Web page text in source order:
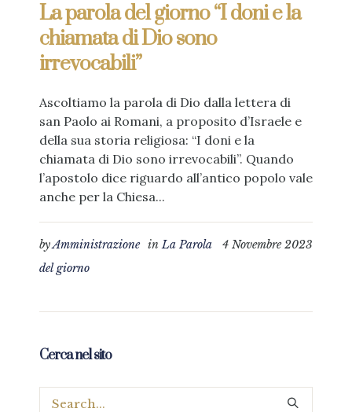
La parola del giorno “I doni e la
chiamata di Dio sono
irrevocabili”
Ascoltiamo la parola di Dio dalla lettera di
san Paolo ai Romani, a proposito d’Israele e
della sua storia religiosa: “I doni e la
chiamata di Dio sono irrevocabili”. Quando
l’apostolo dice riguardo all’antico popolo vale
anche per la Chiesa...
4 Novembre 2023
byAmministrazione inLa Parola
del giorno
Cerca nel sito